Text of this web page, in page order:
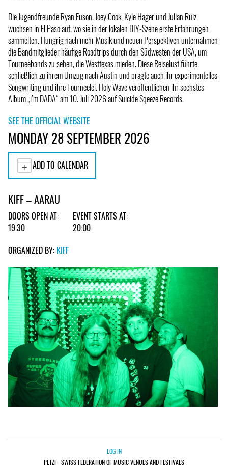
Die Jugendfreunde Ryan Fuson, Joey Cook, Kyle Hager und Julian Ruiz
wuchsen in El Paso auf, wo sie in der lokalen DIY-Szene erste Erfahrungen
sammelten. Hungrig nach mehr Musik und neuen Perspektiven unternahmen
die Bandmitglieder häufige Roadtrips durch den Südwesten der USA, um
Tourneebands zu sehen, die Westtexas mieden. Diese Reiselust führte
schließlich zu ihrem Umzug nach Austin und prägte auch ihr experimentelles
Songwriting und ihre Tourneelei. Holy Wave veröffentlichen ihr sechstes
Album „i’m DADA“ am 10. Juli 2026 auf Suicide Sqeeze Records.
SEE THE OFFICIAL WEBSITE
MONDAY 28 SEPTEMBER 2026
ADD TO CALENDAR
KIFF – AARAU
DOORS OPEN AT:
19:30
EVENT STARTS AT:
20:00
ORGANIZED BY: KIFF
LOG IN
PETZI - SWISS FEDERATION OF MUSIC VENUES AND FESTIVALS